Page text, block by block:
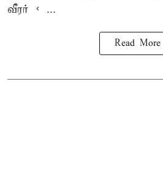
வீரர் < ...
Read More